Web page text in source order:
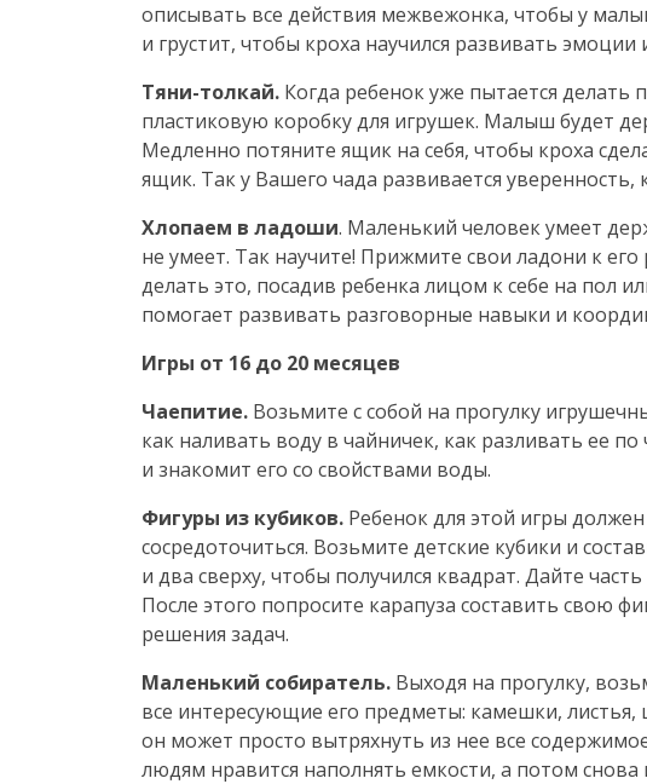
описывать все действия межвежонка, чтобы у
и грустит, чтобы кроха научился развивать
Тяни-толкай. Когда ребенок уже пытается
пластиковую коробку для игрушек. Малыш будет
Медленно потяните ящик на себя, чтобы кроха
ящик. Так у Вашего чада развивается
Хлопаем в ладоши. Маленький человек умеет
не умеет. Так научите! Прижмите свои ладони к
делать это, посадив ребенка лицом к себе на пол
помогает развивать разговорные навыки и
Игры от 16 до 20 месяцев
Чаепитие. Возьмите с собой на прогулку
как наливать воду в чайничек, как разливать ее
и знакомит его со свойствами воды.
Фигуры из кубиков. Ребенок для этой игры
сосредоточиться. Возьмите детские кубики и
и два сверху, чтобы получился квадрат. Дайте
После этого попросите карапуза составить свою
решения задач.
Маленький собиратель. Выходя на прогулку,
все интересующие его предметы: камешки,
он может просто вытряхнуть из нее все
людям нравится наполнять емкости, а потом